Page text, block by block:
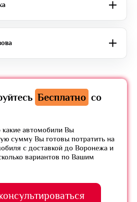
Бесплатно со
автомобили Вы
сумму Вы готовы потратить на
с доставкой до Воронежа и
вариантов по Вашим